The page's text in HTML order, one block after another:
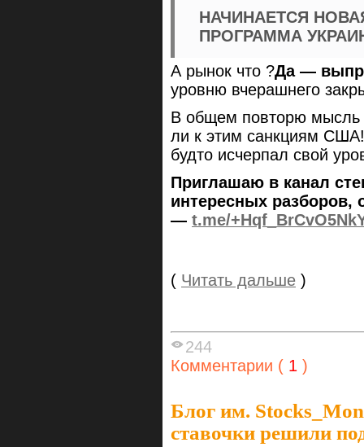
НАЧИНАЕТСЯ
ПРОГРАММА
А рынок что ?Да —
уровню вчерашнего
В общем повторю мысль
ли к этим санкциям США!
будто исчерпал свой
Приглашаю в канал
интересных разборов,
— t.me/
( Читать дальше )
244
Комментарии ( 1 )
Блог им.
ставочки решили